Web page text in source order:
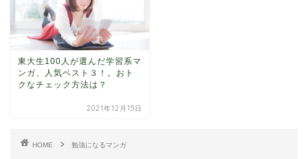
東大生100人が選んだ学習系マ
ンガ、人気ベスト３！。おト
クなチェック方法は？
2021年12月15日
HOME 勉強になるマンガ